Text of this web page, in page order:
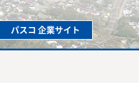
パスコ 企業サイト